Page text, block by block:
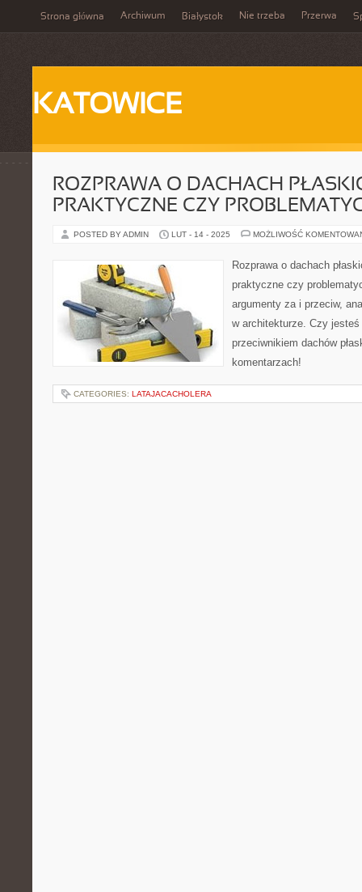
Strona główna Archiwum Białystok Nie trzeba Przerwa
KATOWICE
ROZPRAWA O DACHACH
PRAKTYCZNE CZY
POSTED BY ADMIN LUT - 14 - 2025 MOŻLIWOŚĆ
Rozprawa o dachach
praktyczne czy
argumenty za i przeciw,
w architekturze. Czy
przeciwnikiem dachów
komentarzach!
CATEGORIES: LATAJACACHOLERA